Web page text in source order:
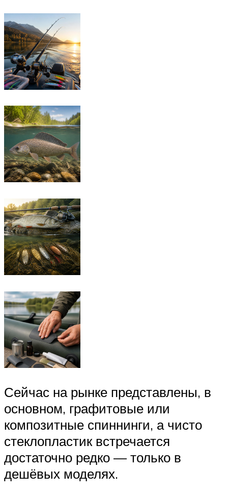
Сейчас на рынке представлены, в
основном, графитовые или
композитные спиннинги, а чисто
стеклопластик встречается
достаточно редко — только в
дешёвых моделях.